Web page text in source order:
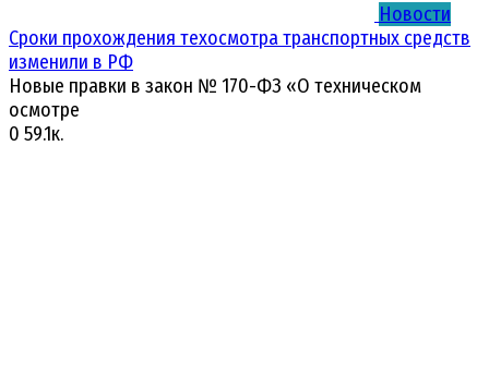
Новости
Сроки прохождения техосмотра транспортных средств
изменили в РФ
Новые правки в закон № 170-ФЗ «О техническом
осмотре
0 59.1к.